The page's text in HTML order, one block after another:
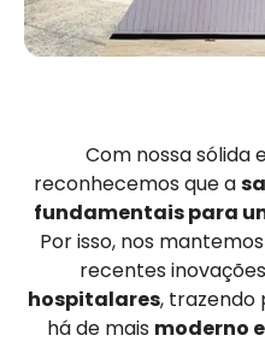
Com nossa sólida
reconhecemos que a
fundamentais para
Por isso, nos
recentes
hospitalares, trazendo
há de mais moderno